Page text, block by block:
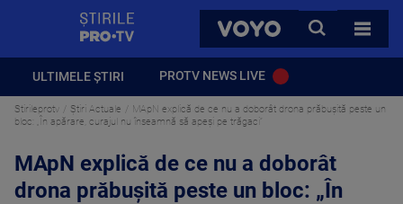
VOYO
CAUTA
TOATE
ULTIMELE ȘTIRI PROTV NEWS LIVE
Stirileprotv Știri Actuale
MApN explică de ce nu a doborât drona prăbușită peste un
bloc: „În apărare, curajul nu înseamnă să apeși pe trăgaci”
MApN explică de ce nu a doborât
drona prăbușită peste un bloc: „În